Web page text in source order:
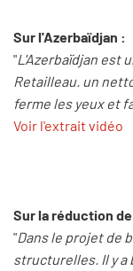
Sur l'Azerbaïdjan :
"L'Azerbaïdjan est
Retailleau. un
ferme les yeux et
Voir l'extrait vidéo
Sur la réduction
"Dans le projet de
structurelles. Il y a